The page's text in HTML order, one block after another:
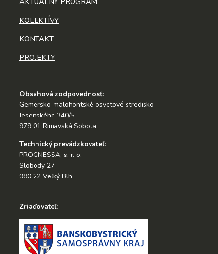
AKTUÁLNY PROGRAM
KOLEKTÍVY
KONTAKT
PROJEKTY
Obsahová zodpovednosť:
Gemersko-malohontské osvetové stredisko
Jesenského 340/5
979 01 Rimavská Sobota
Technický prevádzkovateľ:
PROGNESSA, s. r. o.
Slobody 27
980 22 Veľký Blh
Zriaďovateľ: